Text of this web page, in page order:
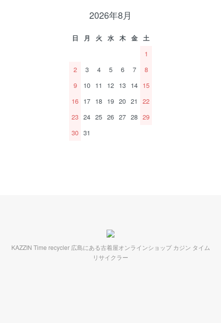
2026年8月
日 月 火 水 木 金
土
1
2
3 4 5 6 7
8
9
10 11 12 13 14 15
16 17 18 19 20 21
22
23 24 25 26 27 28 29
30 31
KAZZIN Time recycler 広島にある古着屋オンラインショップ カジン タイム
リサイクラー